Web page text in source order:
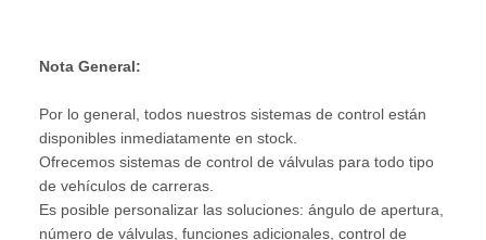
Nota General:
Por lo general, todos nuestros sistemas de control están
disponibles inmediatamente en stock.
Ofrecemos sistemas de control de válvulas para todo tipo
de vehículos de carreras.
Es posible personalizar las soluciones: ángulo de apertura,
número de válvulas, funciones adicionales, control de